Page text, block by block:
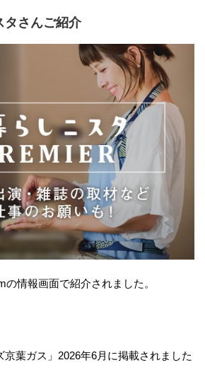
タさんご紹介
の情報画面で紹介されました。
京葉ガス」2026年6月に掲載されました